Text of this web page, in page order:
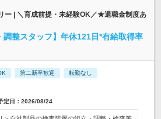
ー | ＼育成前提・未経験OK／★退職金制度あ
調整スタッフ】年休121日*有給取得率
第二新卒歓迎 転勤なし
定日：2026/08/24